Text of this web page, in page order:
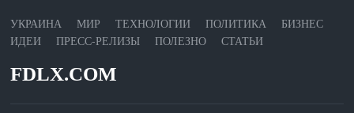
УКРАИНА МИР ТЕХНОЛОГИИ ПОЛИТИКА
БИЗНЕС
ИДЕИ
ПРЕСС-РЕЛИЗЫ ПОЛЕЗНО СТАТЬИ
FDLX.COM